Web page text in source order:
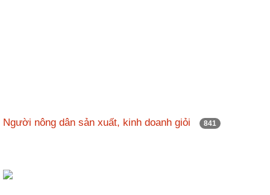
Người nông dân sản xuất, kinh doanh giỏi 841